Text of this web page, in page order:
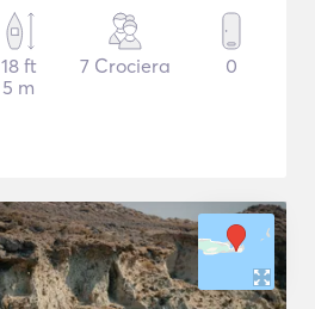
18 ft
5 m
7 Crociera 0